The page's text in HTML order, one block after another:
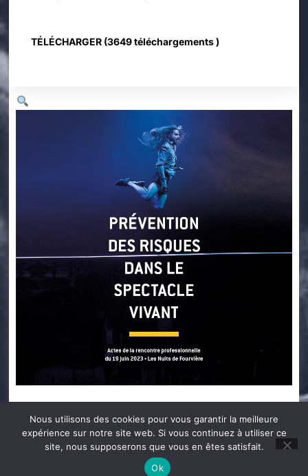
TÉLÉCHARGER (3649 téléchargements )
Copyright©2026 Prévention des risques –
Nous utilisons des cookies pour vous garantir la meilleure
expérience sur notre site web. Si vous continuez à utiliser ce
site, nous supposerons que vous en êtes satisfait.
Ok